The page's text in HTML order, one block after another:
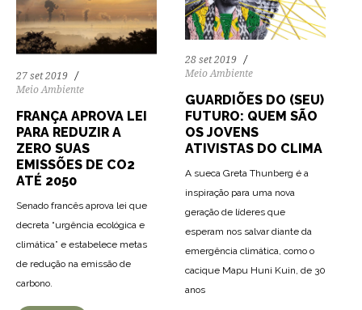
28 set 2019
Meio Ambiente
GUARDIÕES DO (SEU)
FUTURO: QUEM SÃO
OS JOVENS
ATIVISTAS DO CLIMA
A sueca Greta Thunberg é a
inspiração para uma nova
geração de líderes que
esperam nos salvar diante da
emergência climática, como o
cacique Mapu Huni Kuin, de 30
anos
27 set 2019
Meio Ambiente
FRANÇA APROVA LEI
PARA REDUZIR A
ZERO SUAS
EMISSÕES DE CO2
ATÉ 2050
Senado francês aprova lei que
decreta “urgência ecológica e
climática” e estabelece metas
de redução na emissão de
carbono.